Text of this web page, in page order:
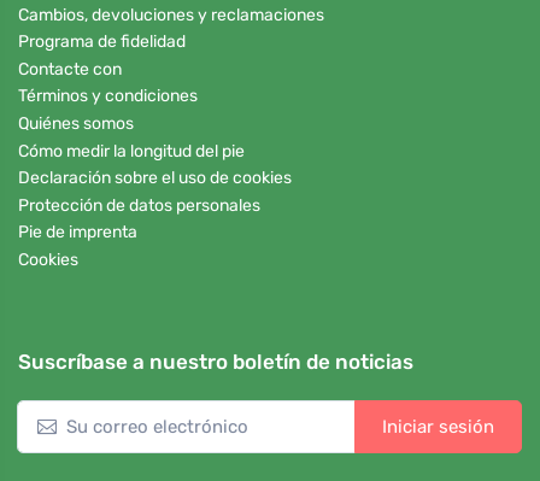
Cambios, devoluciones y reclamaciones
Programa de fidelidad
Contacte con
Términos y condiciones
Quiénes somos
Cómo medir la longitud del pie
Declaración sobre el uso de cookies
Protección de datos personales
Pie de imprenta
Cookies
Suscríbase a nuestro boletín de noticias
Iniciar sesión